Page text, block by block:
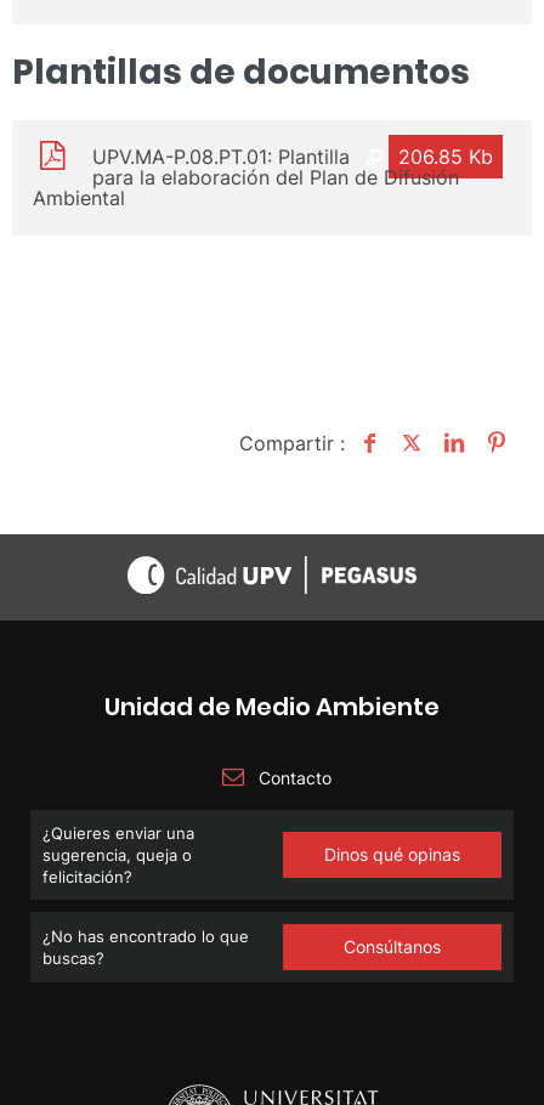
Plantillas de documentos
206.85 Kb
UPV.MA-P.08.PT.01: Plantilla
para la elaboración del Plan de Difusión
Ambiental
Compartir :
Unidad de Medio Ambiente
Contacto
¿Quieres enviar una
sugerencia, queja o
felicitación?
Dinos qué opinas
¿No has encontrado lo que
buscas?
Consúltanos